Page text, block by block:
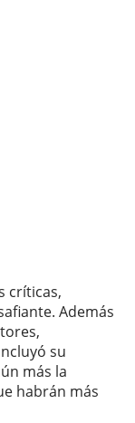
críticas,
Además
su
más la
habrán más